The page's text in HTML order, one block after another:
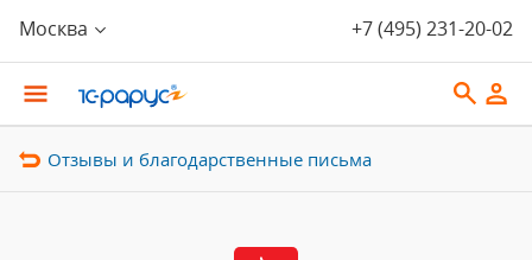
Москва +7 (495) 231-20-02
Отзывы и благодарственные письма